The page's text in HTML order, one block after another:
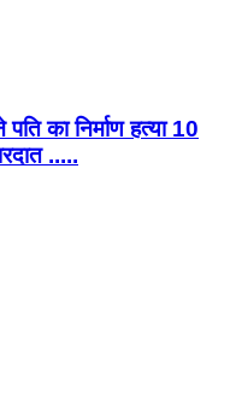
का निर्माण हत्या 10
.....